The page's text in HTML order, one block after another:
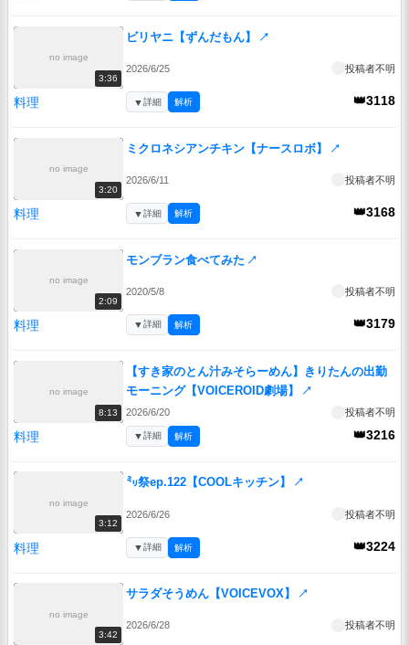
no image
3:36
ビリヤニ【ずんだもん】 ↗
2026/6/25 投稿者不明
料理 👑3118
▼詳細 解析
no image
3:20
ミクロネシアンチキン【ナースロボ】 ↗
2026/6/11 投稿者不明
料理 👑3168
▼詳細 解析
no image
2:09
モンブラン食べてみた ↗
2020/5/8 投稿者不明
料理 👑3179
▼詳細 解析
no image
8:13
【すき家のとん汁みそらーめん】きりたんの出勤
モーニング【VOICEROID劇場】
↗
2026/6/20 投稿者不明
料理 👑3216
▼詳細 解析
no image
3:12
㍉祭ep.122【COOLキッチン】 ↗
2026/6/26 投稿者不明
料理 👑3224
▼詳細 解析
no image
3:42
サラダそうめん【VOICEVOX】 ↗
2026/6/28 投稿者不明